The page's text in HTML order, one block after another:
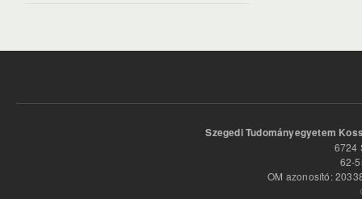
Szegedi Tudományegyetem
6724
62-
OM azonosító: